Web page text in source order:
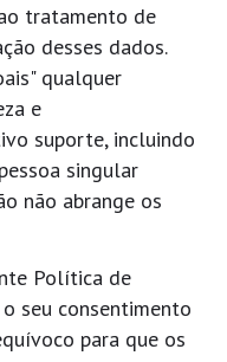
tratamento de
desses dados.
qualquer
e
suporte, incluindo
singular
não abrange os
Política de
seu consentimento
para que os